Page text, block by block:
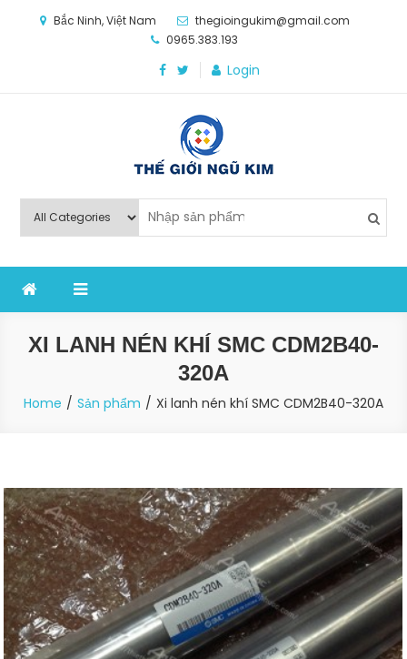
Bắc Ninh, Việt Nam
thegioingukim@gmail.com
0965.383.193
Login
Thế Giới Ngũ Kim
nghiệp sản xuất
XI LANH NÉN KHÍ SMC CDM2B40-
320A
Home Sản phẩm Xi lanh nén khí SMC CDM2B40-320A